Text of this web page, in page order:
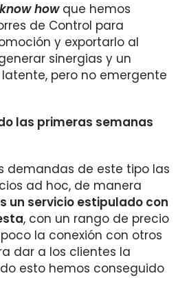
know howque hemos
de Control para
y exportarlo al
sinergias y un
pero no emergente
las primeras semanas
demandas de este tipo las
ad hoc, de manera
un servicio estipulado con
, con un rango de precio
la conexión con otros
dar a los clientes la
esto hemos conseguido